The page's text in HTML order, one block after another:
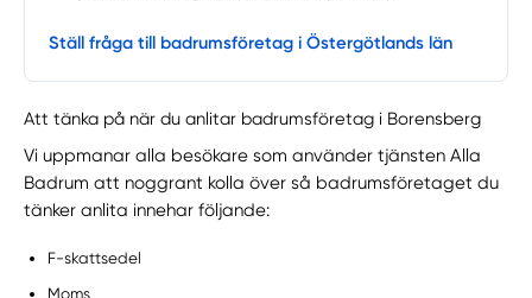
Ställ fråga till badrumsföretag i Östergötlands län
Att tänka på när du anlitar badrumsföretag i Borensberg
Vi uppmanar alla besökare som använder tjänsten Alla
Badrum att noggrant kolla över så badrumsföretaget du
tänker anlita innehar följande:
F-skattsedel
Moms